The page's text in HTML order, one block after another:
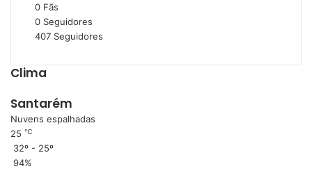
r
e
A
0 Fãs
0 Seguidores
407 Seguidores
Clima
Santarém
Nuvens espalhadas
25 ℃
32º - 25º
94%